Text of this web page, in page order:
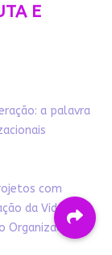
E
a palavra
com
da Vida